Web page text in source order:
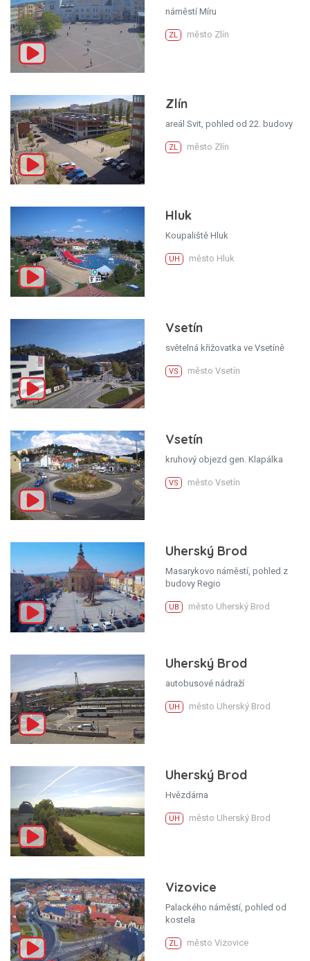
náměstí Míru
ZL město Zlín
Zlín
areál Svit, pohled od 22. budovy
ZL město Zlín
Hluk
Koupaliště Hluk
UH město Hluk
Vsetín
světelná křižovatka ve Vsetíně
VS město Vsetín
Vsetín
kruhový objezd gen. Klapálka
VS město Vsetín
Uherský Brod
Masarykovo náměstí, pohled z
budovy Regio
UB město Uherský Brod
Uherský Brod
autobusové nádraží
UH město Uherský Brod
Uherský Brod
Hvězdárna
UH město Uherský Brod
Vizovice
Palackého náměstí, pohled od
kostela
ZL město Vizovice